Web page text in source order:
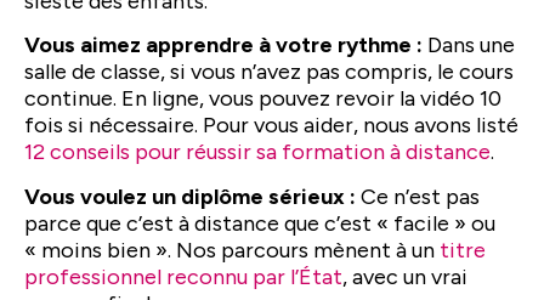
Vous aimez apprendre à votre rythme : Dans une
salle de classe, si vous n’avez pas compris, le cours
continue. En ligne, vous pouvez revoir la vidéo 10
fois si nécessaire. Pour vous aider, nous avons listé
12 conseils pour réussir sa formation à distance.
Vous voulez un diplôme sérieux : Ce n’est pas
parce que c’est à distance que c’est « facile » ou
« moins bien ». Nos parcours mènent à un titre
professionnel reconnu par l’État, avec un vrai